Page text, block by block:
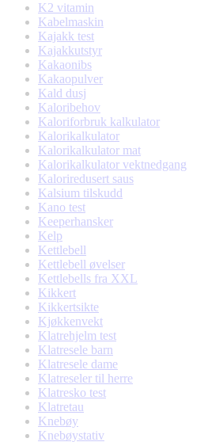
K2 vitamin
Kabelmaskin
Kajakk test
Kajakkutstyr
Kakaonibs
Kakaopulver
Kald dusj
Kaloribehov
Kaloriforbruk kalkulator
Kalorikalkulator
Kalorikalkulator mat
Kalorikalkulator vektnedgang
Kaloriredusert saus
Kalsium tilskudd
Kano test
Keeperhansker
Kelp
Kettlebell
Kettlebell øvelser
Kettlebells fra XXL
Kikkert
Kikkertsikte
Kjøkkenvekt
Klatrehjelm test
Klatresele barn
Klatresele dame
Klatreseler til herre
Klatresko test
Klatretau
Knebøy
Knebøystativ